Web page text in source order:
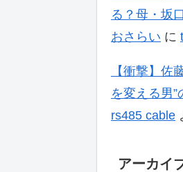
る？母・坂
おさらい に
【衝撃】佐
を変える男
rs485 cable
アーカイ